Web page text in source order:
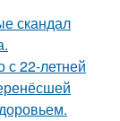
скандал
с 22-летней